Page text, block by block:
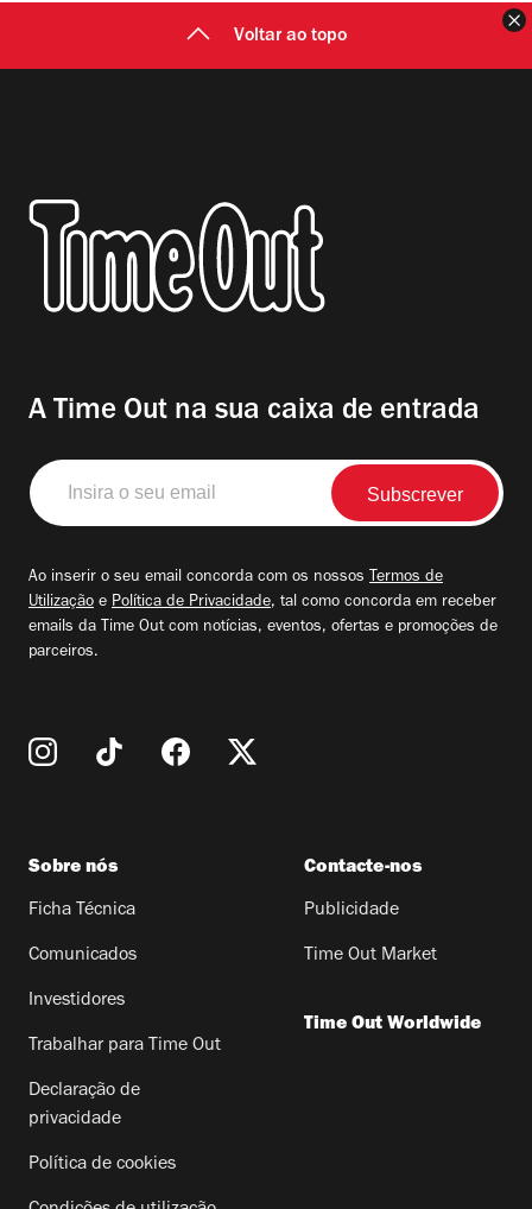
Voltar ao topo
A Time Out na sua caixa de entrada
Insira
o
seu
Ao inserir o seu email concorda com os nossos Termos de
Utilização e Política de Privacidade, tal como concorda em receber
emails da Time Out com notícias, eventos, ofertas e promoções de
parceiros.
Sobre nós
Ficha Técnica
Comunicados
Investidores
Trabalhar para Time Out
Declaração de
privacidade
Política de cookies
Contacte-nos
Publicidade
Time Out Market
Time Out Worldwide